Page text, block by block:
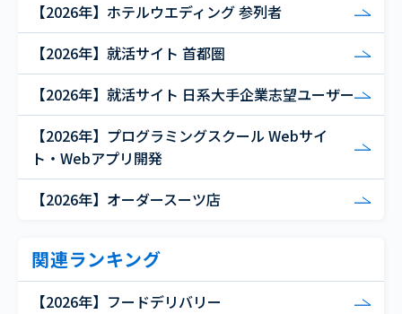
【2026年】ホテルウエディング 参列者
【2026年】就活サイト 首都圏
【2026年】就活サイト 日系大手企業志望ユーザー
【2026年】プログラミングスクール Webサイ
ト・Webアプリ開発
【2026年】オーダースーツ店
関連ランキング
【2026年】フードデリバリー